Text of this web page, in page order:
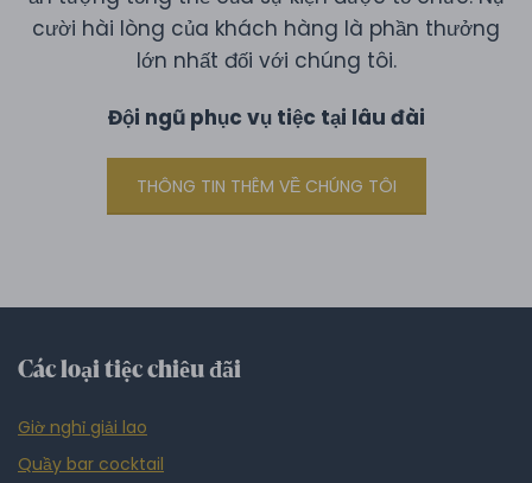
cười hài lòng của khách hàng là phần thưởng
lớn nhất đối với chúng tôi.
Đội ngũ phục vụ tiệc tại lâu đài
THÔNG TIN THÊM VỀ CHÚNG TÔI
Các loại tiệc chiêu đãi
Giờ nghỉ giải lao
Quầy bar cocktail